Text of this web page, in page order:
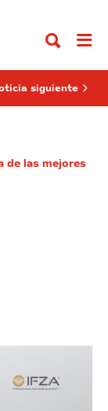
siguiente
de las mejores